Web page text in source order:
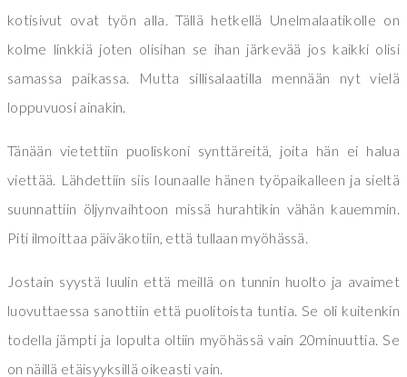
kotisivut ovat työn alla. Tällä hetkellä Unelmalaatikolle on
kolme linkkiä joten olisihan se ihan järkevää jos kaikki olisi
samassa paikassa. Mutta sillisalaatilla mennään nyt vielä
loppuvuosi ainakin.
Tänään vietettiin puoliskoni synttäreitä, joita hän ei halua
viettää. Lähdettiin siis lounaalle hänen työpaikalleen ja sieltä
suunnattiin öljynvaihtoon missä hurahtikin vähän kauemmin.
Piti ilmoittaa päiväkotiin, että tullaan myöhässä.
Jostain syystä luulin että meillä on tunnin huolto ja avaimet
luovuttaessa sanottiin että puolitoista tuntia. Se oli kuitenkin
todella jämpti ja lopulta oltiin myöhässä vain 20minuuttia. Se
on näillä etäisyyksillä oikeasti vain.